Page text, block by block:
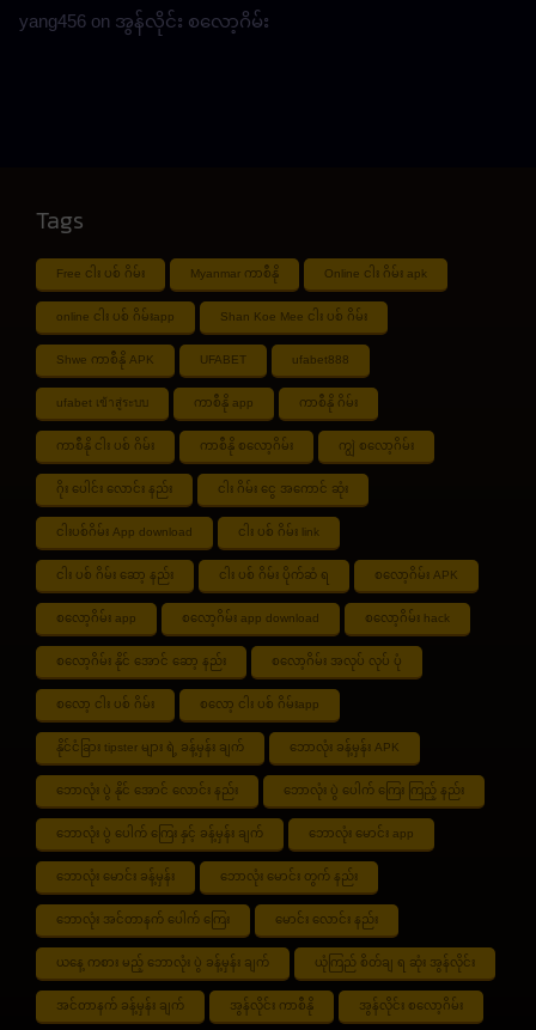
yang456 on အွန်လိုင်း စလော့ဂိမ်း
Tags
Free ငါး ပစ် ဂိမ်း Myanmar ကာစီနို Online ငါး ဂိမ်း apk
online ငါး ပစ် ဂိမ်းapp Shan Koe Mee ငါး ပစ် ဂိမ်း
Shwe ကာစီနို APK UFABET ufabet888
ufabet เข้าสู่ระบบ ကာစီနို app ကာစီနို ဂိမ်း
ကာစီနို ငါး ပစ် ဂိမ်း ကာစီနို စလော့ဂိမ်း ကျွဲ စလော့ဂိမ်း
ဂိုး ပေါင်း လောင်း နည်း ငါး ဂိမ်း ငွေ အကောင် ဆုံး
ငါးပစ်ဂိမ်း App download ငါး ပစ် ဂိမ်း link
ငါး ပစ် ဂိမ်း ဆော့ နည်း ငါး ပစ် ဂိမ်း ပိုက်ဆံ ရ စလော့ဂိမ်း APK
စလော့ဂိမ်း app စလော့ဂိမ်း app download စလော့ဂိမ်း hack
စလော့ဂိမ်း နိုင် အောင် ဆော့ နည်း စလော့ဂိမ်း အလုပ် လုပ် ပုံ
စလော့ ငါး ပစ် ဂိမ်း စလော့ ငါး ပစ် ဂိမ်းapp
နိုင်ငံခြား tipster များ ရဲ့ ခန့်မှန်း ချက် ဘောလုံး ခန့်မှန်း APK
ဘောလုံး ပွဲ နိုင် အောင် လောင်း နည်း ဘောလုံး ပွဲ ပေါက် ကြေး ကြည့် နည်း
ဘောလုံး ပွဲ ပေါက် ကြေး နှင့် ခန့်မှန်း ချက် ဘောလုံး မောင်း app
ဘောလုံး မောင်း ခန့်မှန်း ဘောလုံး မောင်း တွက် နည်း
ဘောလုံး အင်တာနက် ပေါက် ကြေး မောင်း လောင်း နည်း
ယနေ့ ကစား မည့် ဘောလုံး ပွဲ ခန့်မှန်း ချက် ယုံကြည် စိတ်ချ ရ ဆုံး အွန်လိုင်း
အင်တာနက် ခန့်မှန်း ချက် အွန်လိုင်း ကာစီနို အွန်လိုင်း စလော့ဂိမ်း